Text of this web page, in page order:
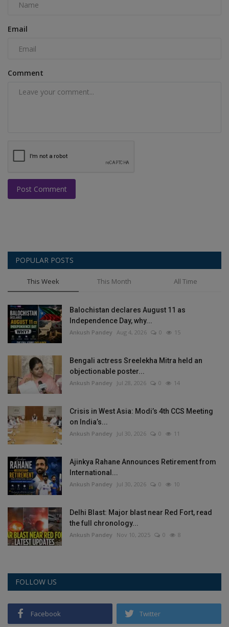
Email
Comment
Post Comment
POPULAR POSTS
This Week This Month All Time
Balochistan declares August 11 as
Independence Day, why...
Ankush Pandey Aug 4, 2026 0 15
Bengali actress Sreelekha Mitra held an
objectionable poster...
Ankush Pandey Jul 28, 2026 0 14
Crisis in West Asia: Modi’s 4th CCS Meeting
on India’s...
Ankush Pandey Jul 30, 2026 0 11
Ajinkya Rahane Announces Retirement from
International...
Ankush Pandey Jul 30, 2026 0 10
Delhi Blast: Major blast near Red Fort, read
the full chronology...
Ankush Pandey Nov 10, 2025 0 8
FOLLOW US
Facebook Twitter